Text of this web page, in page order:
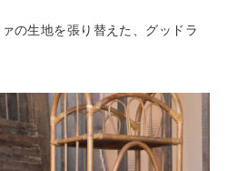
の生地を張り替えた、グッドラ